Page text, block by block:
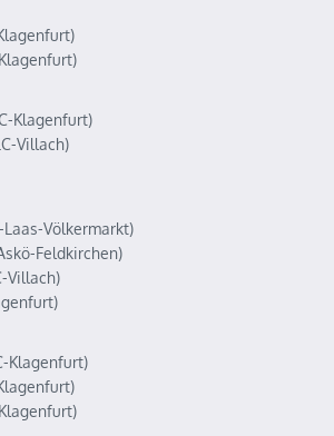
Klagenfurt)
Villach)
Laas-Völkermarkt)
Feldkirchen)
Villach)
Klagenfurt)